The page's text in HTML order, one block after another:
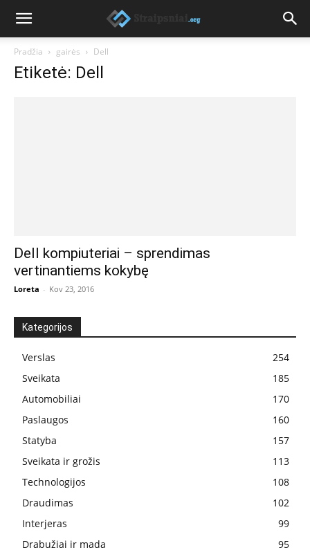
Pradžia gairės Dell
Etiketė: Dell
Dell kompiuteriai – sprendimas
vertinantiems kokybę
Loreta - Kov 23, 2016
Kategorijos
Verslas
254
Sveikata
185
Automobiliai
170
Paslaugos
160
Statyba
157
Sveikata ir grožis
113
Technologijos
108
Draudimas
102
Interjeras
99
Drabužiai ir mada
95